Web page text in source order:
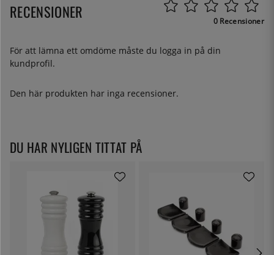
RECENSIONER 0 Recensioner
För att lämna ett omdöme måste du logga in på din
kundprofil.
Den här produkten har inga recensioner.
DU HAR NYLIGEN TITTAT PÅ